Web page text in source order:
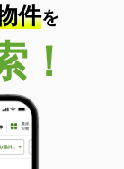
件を
！